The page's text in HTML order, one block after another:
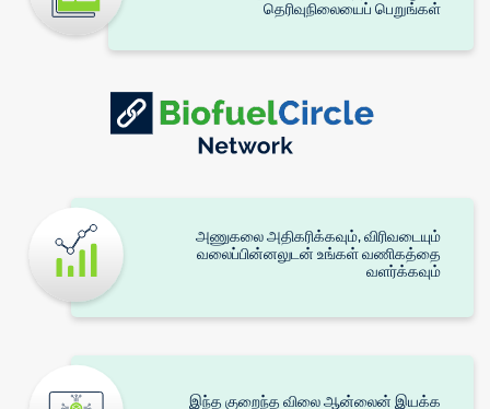
தெரிவுநிலையைப் பெறுங்கள்
அணுகலை அதிகரிக்கவும், விரிவடையும்
வலைப்பின்னலுடன் உங்கள் வணிகத்தை
வளர்க்கவும்
இந்த குறைந்த விலை ஆன்லைன் இயக்க